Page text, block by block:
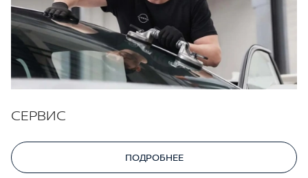
СЕРВИС
ПОДРОБНЕЕ